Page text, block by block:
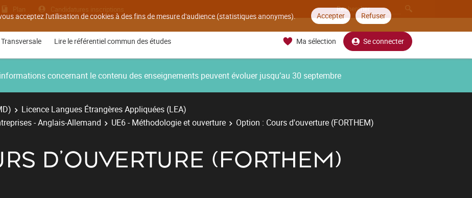
acceptez l'utilisation de cookies à des fins de mesure d'audience (statistiques anonymes). Accepter Refuser
Plan Candidatures inscriptions
Lire le référentiel commun des études Ma sélection Se connecter
concernant le contenu des enseignements peuvent évoluer jusqu’au 30 septembre
Licence Langues Étrangères Appliquées (LEA)
- Anglais-Allemand
UE6 - Méthodologie et ouverture Option : Cours d'ouverture (FORTHEM)
D'OUVERTURE (FORTHEM)